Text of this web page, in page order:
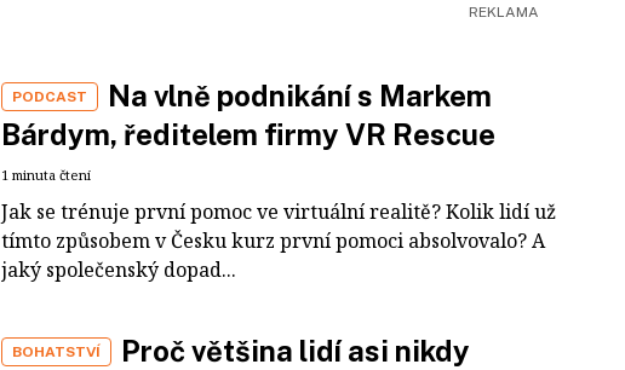
PODCAST
Na vlně podnikání s Markem
Bárdym, ředitelem firmy VR Rescue
1 minuta čtení
Jak se trénuje první pomoc ve virtuální realitě? Kolik lidí už
tímto způsobem v Česku kurz první pomoci absolvovalo? A
jaký společenský dopad...
BOHATSTVÍ
Proč většina lidí asi nikdy